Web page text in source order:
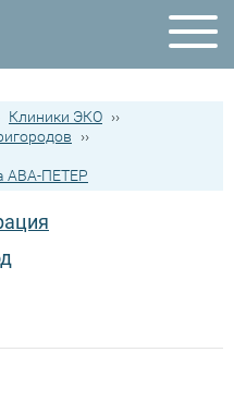
Клиники ЭКО ››
››
АВА-ПЕТЕР